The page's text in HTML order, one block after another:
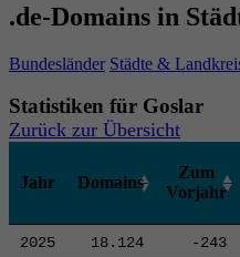
.de-Domains in
Bundesländer Städte &
Statistiken für Goslar
Zurück zur Übersicht
Jahr Domains
Zum
Vorjahr
2025 18.124 -243